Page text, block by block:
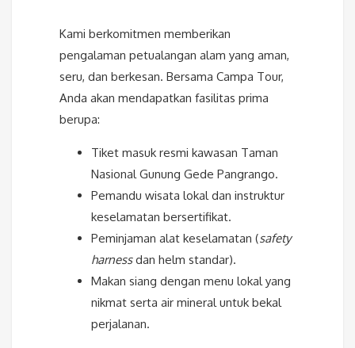
Kami berkomitmen memberikan
pengalaman petualangan alam yang aman,
seru, dan berkesan. Bersama Campa Tour,
Anda akan mendapatkan fasilitas prima
berupa:
Tiket masuk resmi kawasan Taman
Nasional Gunung Gede Pangrango.
Pemandu wisata lokal dan instruktur
keselamatan bersertifikat.
Peminjaman alat keselamatan (safety
harnessdan helm standar).
Makan siang dengan menu lokal yang
nikmat serta air mineral untuk bekal
perjalanan.